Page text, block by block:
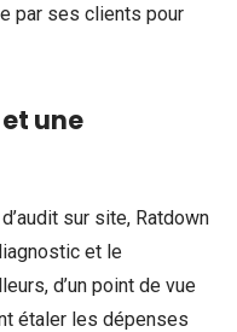
par ses clients pour
une
sur site, Ratdown
et le
d’un point de vue
étaler les dépenses